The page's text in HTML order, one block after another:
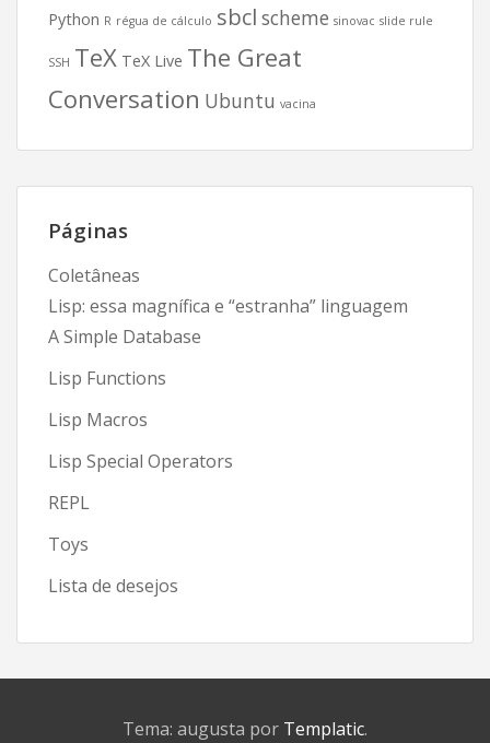
Python R régua de cálculo sbcl scheme sinovac slide rule
SSH TeX TeX Live The Great
Conversation Ubuntu vacina
Páginas
Coletâneas
Lisp: essa magnífica e “estranha” linguagem
A Simple Database
Lisp Functions
Lisp Macros
Lisp Special Operators
REPL
Toys
Lista de desejos
Tema: augusta por Templatic.